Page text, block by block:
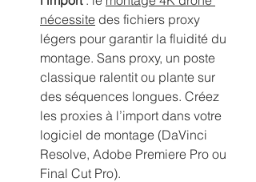
nécessite des fichiers proxy
légers pour garantir la fluidité du
montage. Sans proxy, un poste
classique ralentit ou plante sur
des séquences longues. Créez
les proxies à l’import dans votre
logiciel de montage (DaVinci
Resolve, Adobe Premiere Pro ou
Final Cut Pro).